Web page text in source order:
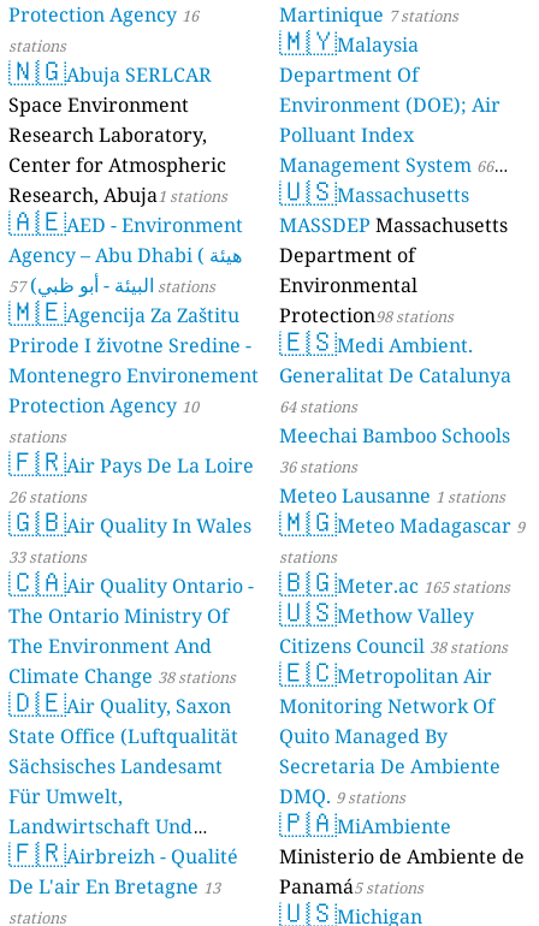
Protection Agency 16
stations
🇳🇬Abuja SERLCAR
Space Environment
Research Laboratory,
Center for Atmospheric
Research, Abuja1 stations
🇦🇪AED - Environment
Agency – Abu Dhabi ( هيئة
البيئة - أبو ظبي) 57 stations
🇲🇪Agencija Za Zaštitu
Prirode I životne Sredine -
Montenegro Environement
Protection Agency 10
stations
🇫🇷Air Pays De La Loire
26 stations
🇬🇧Air Quality In Wales
33 stations
🇨🇦Air Quality Ontario -
The Ontario Ministry Of
The Environment And
Climate Change 38 stations
🇩🇪Air Quality, Saxon
State Office (Luftqualität
Sächsisches Landesamt
Für Umwelt,
Landwirtschaft Und
Geologie) 50 stations
🇫🇷Airbreizh - Qualité
De L'air En Bretagne 13
stations
Martinique 7 stations
🇲🇾Malaysia
Department Of
Environment (DOE); Air
Polluant Index
Management System 66
stations
🇺🇸Massachusetts
MASSDEP Massachusetts
Department of
Environmental
Protection98 stations
🇪🇸Medi Ambient.
Generalitat De Catalunya
64 stations
Meechai Bamboo Schools
36 stations
Meteo Lausanne 1 stations
🇲🇬Meteo Madagascar 9
stations
🇧🇬Meter.ac 165 stations
🇺🇸Methow Valley
Citizens Council 38 stations
🇪🇨Metropolitan Air
Monitoring Network Of
Quito Managed By
Secretaria De Ambiente
DMQ. 9 stations
🇵🇦MiAmbiente
Ministerio de Ambiente de
Panamá5 stations
🇺🇸Michigan